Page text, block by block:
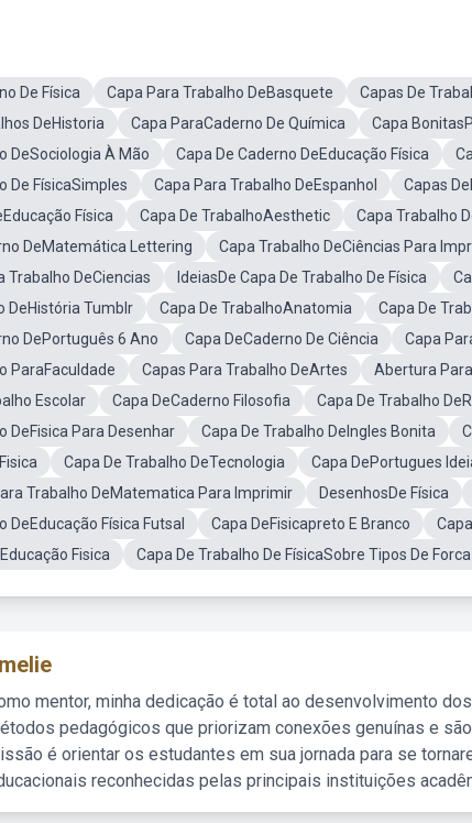
De Física Capa Para Trabalho DeBasquete
Capas De
DeHistoria
Capa ParaCaderno De Química
Capa
DeSociologia À Mão
Capa De Caderno DeEducação Física
De FísicaSimples
Capa Para Trabalho DeEspanhol
Capas
Física
Capa De TrabalhoAesthetic Capa Trabalho
DeMatemática Lettering
Capa Trabalho DeCiências Para
Trabalho DeCiencias
IdeiasDe Capa De Trabalho De Física
DeHistória Tumblr
Capa De TrabalhoAnatomia
Capa De
DePortuguês 6 Ano
Capa DeCaderno De Ciência
Capa
ParaFaculdade
Capas Para Trabalho DeArtes
Abertura
Escolar
Capa DeCaderno Filosofia Capa De Trabalho
DeFisica Para Desenhar
Capa De Trabalho DeIngles Bonita
Capa De Trabalho DeTecnologia
Capa DePortugues
Trabalho DeMatematica Para Imprimir
DesenhosDe Física
DeEducação Física Futsal
Capa DeFisicapreto E Branco
Fisica
Capa De Trabalho De FísicaSobre Tipos De Forca
mentor, minha dedicação é total ao desenvolvimento
pedagógicos que priorizam conexões genuínas e
é orientar os estudantes em sua jornada para se
reconhecidas pelas principais instituições